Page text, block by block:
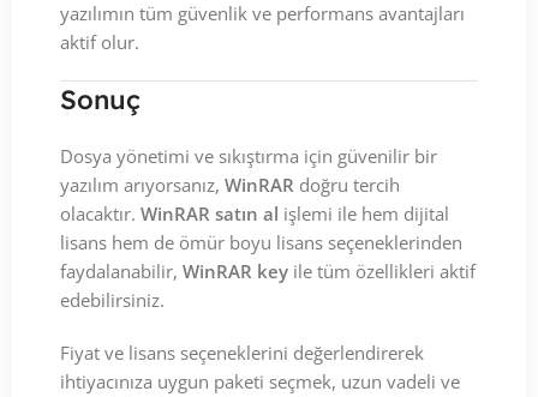
yazılımın tüm güvenlik ve performans avantajları
aktif olur.
Sonuç
Dosya yönetimi ve sıkıştırma için güvenilir bir
yazılım arıyorsanız, WinRAR doğru tercih
olacaktır. WinRAR satın al işlemi ile hem dijital
lisans hem de ömür boyu lisans seçeneklerinden
faydalanabilir, WinRAR key ile tüm özellikleri aktif
edebilirsiniz.
Fiyat ve lisans seçeneklerini değerlendirerek
ihtiyacınıza uygun paketi seçmek, uzun vadeli ve